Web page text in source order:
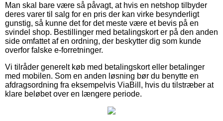
Man skal bare være så påvagt, at hvis en netshop tilbyder
deres varer til salg for en pris der kan virke besynderligt
gunstig, så kunne det for det meste være et bevis på en
svindel shop. Bestillinger med betalingskort er på den anden
side omfattet af en ordning, der beskytter dig som kunde
overfor falske e-forretninger.
Vi tilråder generelt køb med betalingskort eller betalinger
med mobilen. Som en anden løsning bør du benytte en
afdragsordning fra eksempelvis ViaBill, hvis du tilstræber at
klare beløbet over en længere periode.